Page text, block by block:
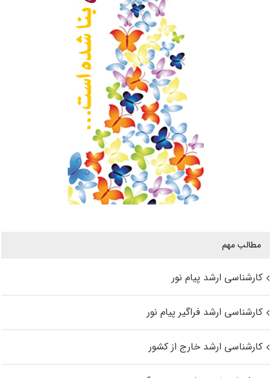
مطالب مهم
کارشناسی ارشد پیام نور
کارشناسی ارشد فراگیر پیام نور
کارشناسی ارشد خارج از کشور